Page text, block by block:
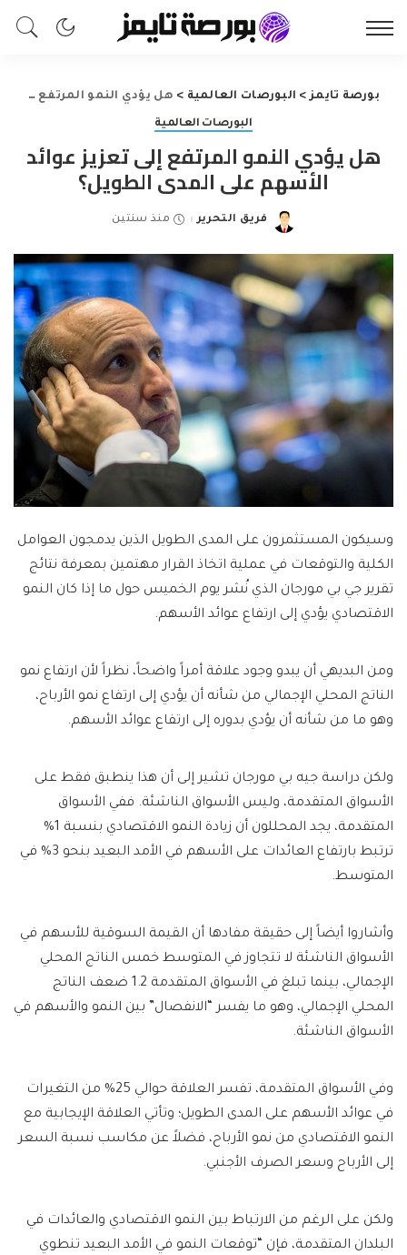
بورصة تايمز> البورصات العالمية > هل يؤدي النمو المرتفع إلى تعزيز عوائد الأسهم على المدى الطويل؟
البورصات العالمية
هل يؤدي النمو المرتفع إلى تعزيز عوائد
الأسهم على المدى الطويل؟
Posted
فريق التحرير منذ سنتين
وسيكون المستثمرون على المدى الطويل الذين يدمجون العوامل
الكلية والتوقعات في عملية اتخاذ القرار مهتمين بمعرفة نتائج
تقرير جي بي مورجان الذي نُشر يوم الخميس حول ما إذا كان النمو
الاقتصادي يؤدي إلى ارتفاع عوائد الأسهم.
ومن البديهي أن يبدو وجود علاقة أمراً واضحاً، نظراً لأن ارتفاع نمو
الناتج المحلي الإجمالي من شأنه أن يؤدي إلى ارتفاع نمو الأرباح،
وهو ما من شأنه أن يؤدي بدوره إلى ارتفاع عوائد الأسهم.
ولكن دراسة جيه بي مورجان تشير إلى أن هذا ينطبق فقط على
الأسواق المتقدمة، وليس الأسواق الناشئة. ففي الأسواق
المتقدمة، يجد المحللون أن زيادة النمو الاقتصادي بنسبة 1%
ترتبط بارتفاع العائدات على الأسهم في الأمد البعيد بنحو 3% في
المتوسط.
وأشاروا أيضاً إلى حقيقة مفادها أن القيمة السوقية للأسهم في
الأسواق الناشئة لا تتجاوز في المتوسط ​​خمس الناتج المحلي
الإجمالي، بينما تبلغ في الأسواق المتقدمة 1.2 ضعف الناتج
المحلي الإجمالي، وهو ما يفسر “الانفصال” بين النمو والأسهم في
الأسواق الناشئة.
وفي الأسواق المتقدمة، تفسر العلاقة حوالي 25% من التغيرات
في عوائد الأسهم على المدى الطويل؛ وتأتي العلاقة الإيجابية مع
النمو الاقتصادي من نمو الأرباح، فضلاً عن مكاسب نسبة السعر
إلى الأرباح وسعر الصرف الأجنبي.
ولكن على الرغم من الارتباط بين النمو الاقتصادي والعائدات في
البلدان المتقدمة، فإن “توقعات النمو في الأمد البعيد تنطوي